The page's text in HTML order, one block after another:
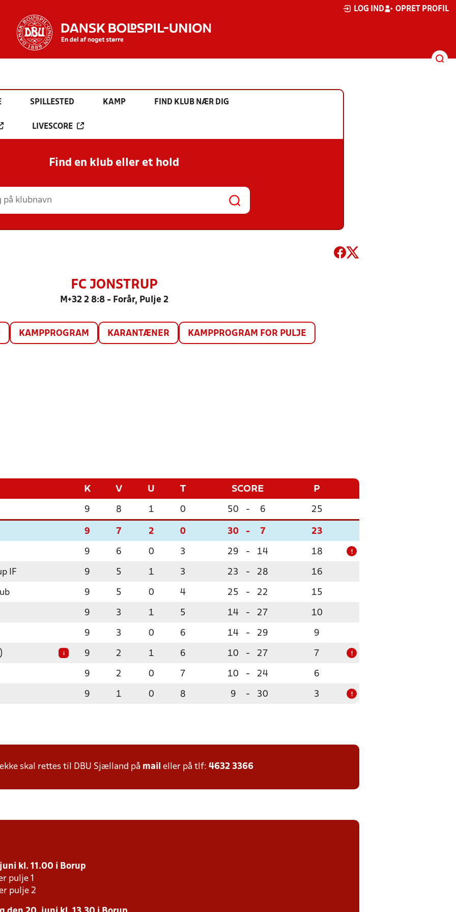
LOG IND OPRET PROFIL
SPILLESTED KAMP FIND KLUB NÆR DIG
LIVESCORE
Find en klub eller et hold
FC JONSTRUP
M+32 2 8:8 - Forår, Pulje 2
KAMPPROGRAM KARANTÆNER KAMPPROGRAM FOR PULJE
K V U T SCORE P
9 8 1 0 50 - 6 25
9 7 2 0 30 - 7 23
9 6 0 3 29 - 14 18 !
IF 9 5 1 3 23 - 28 16
9 5 0 4 25 - 22 15
9 3 1 5 14 - 27 10
9 3 0 6 14 - 29 9
i 9 2 1 6 10 - 27 7 !
9 2 0 7 10 - 24 6
9 1 0 8 9 - 30 3 !
skal rettes til DBU Sjælland på mail eller på tlf: 4632 3366
kl. 11.00 i Borup
pulje 1
pulje 2